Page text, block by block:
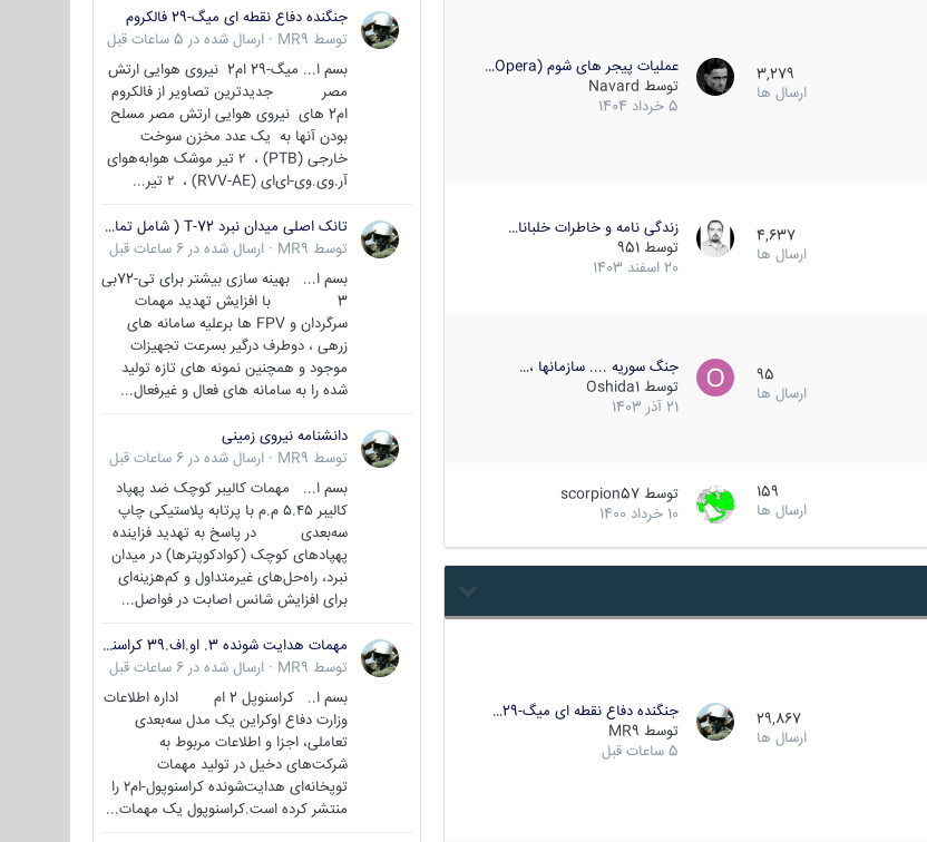
3,279
ارسال ها
عملیات پیجر های شوم (Opera…
توسط Navard
5 خرداد 1404
4,637
ارسال ها
زندگی نامه و خاطرات خلبانا…
توسط 951
20 اسفند 1403
95
ارسال ها
جنگ سوریه .... سازمانها ،…
توسط Oshida1
21 آذر 1403
159
ارسال ها
توسط scorpion57
10 خرداد 1400
29,867
ارسال ها
جنگنده دفاع نقطه ای میگ-29…
توسط MR9
5 ساعات قبل
جنگنده دفاع نقطه ای میگ-29 فالکروم
توسط MR9
· ارسال شده در 5 ساعات قبل
بسم ا... میگ-29 ام2 نیروی هوایی ارتش
مصر جدیدترین تصاویر از فالکروم
ام2 های نیروی هوایی ارتش مصر مسلح
بودن آنها به یک عدد مخزن سوخت
خارجی (PTB) ، ۲ تیر موشک هوابه‌هوای
آر.وی.وی-ای‌ای (RVV-AE) ، ۲ تیر...
تانک اصلی میدان نبرد T-72 ( شامل تمامی گونه ها )
توسط MR9
· ارسال شده در 6 ساعات قبل
بسم ا... بهینه سازی بیشتر برای تی-72بی
3 با افزایش تهدید مهمات
سرگردان و FPV ها برعلیه سامانه های
زرهی ، دوطرف درگیر بسرعت تجهیزات
موجود و همچنین نمونه های تازه تولید
شده را به سامانه های فعال و غیرفعال...
دانشنامه نیروی زمینی
توسط MR9
· ارسال شده در 6 ساعات قبل
بسم ا... مهمات کالیبر کوچک ضد پهپاد
کالیبر ۵.۴۵ م.م با پرتابه پلاستیکی چاپ
سه‌بعدی در پاسخ به تهدید فزاینده
پهپادهای کوچک (کوادکوپترها) در میدان
نبرد، راه‌حل‌های غیرمتداول و کم‌هزینه‌ای
برای افزایش شانس اصابت در فواصل...
مهمات هدایت شونده 3. او.اف.39 کراسنوپل/بصیر( Krasnopol 3OF39 )
توسط MR9
· ارسال شده در 6 ساعات قبل
بسم ا.. کراسنوپل 2 ام اداره اطلاعات
وزارت دفاع اوکراین یک مدل سه‌بعدی
تعاملی، اجزا و اطلاعات مربوط به
شرکت‌های دخیل در تولید مهمات
توپخانه‌ای هدایت‌شونده کراسنوپول-ام۲ را
منتشر کرده است.کراسنوپول یک مهمات...